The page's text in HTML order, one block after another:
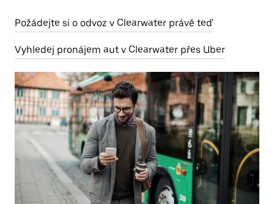
Požádejte si o odvoz v Clearwater právě teď
Vyhledej pronájem aut v Clearwater přes Uber